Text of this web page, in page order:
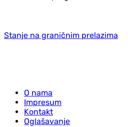
Stanje na graničnim prelazima
O nama
Impresum
Kontakt
Oglašavanje